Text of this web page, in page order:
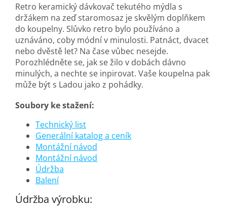
Retro keramický dávkovač tekutého mýdla s
držákem na zeď staromosaz je skvělým doplňkem
do koupelny. Slůvko retro bylo používáno a
uznáváno, coby módní v minulosti. Patnáct, dvacet
nebo dvěstě let? Na čase vůbec nesejde.
Porozhlédněte se, jak se žilo v dobách dávno
minulých, a nechte se inpirovat. Vaše koupelna pak
může být s Ladou jako z pohádky.
Soubory ke stažení:
Technický list
Generální katalog a ceník
Montážní návod
Montážní návod
Údržba
Balení
Údržba výrobku: